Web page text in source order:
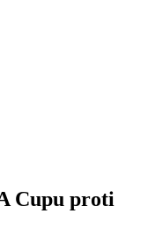
Cupu proti